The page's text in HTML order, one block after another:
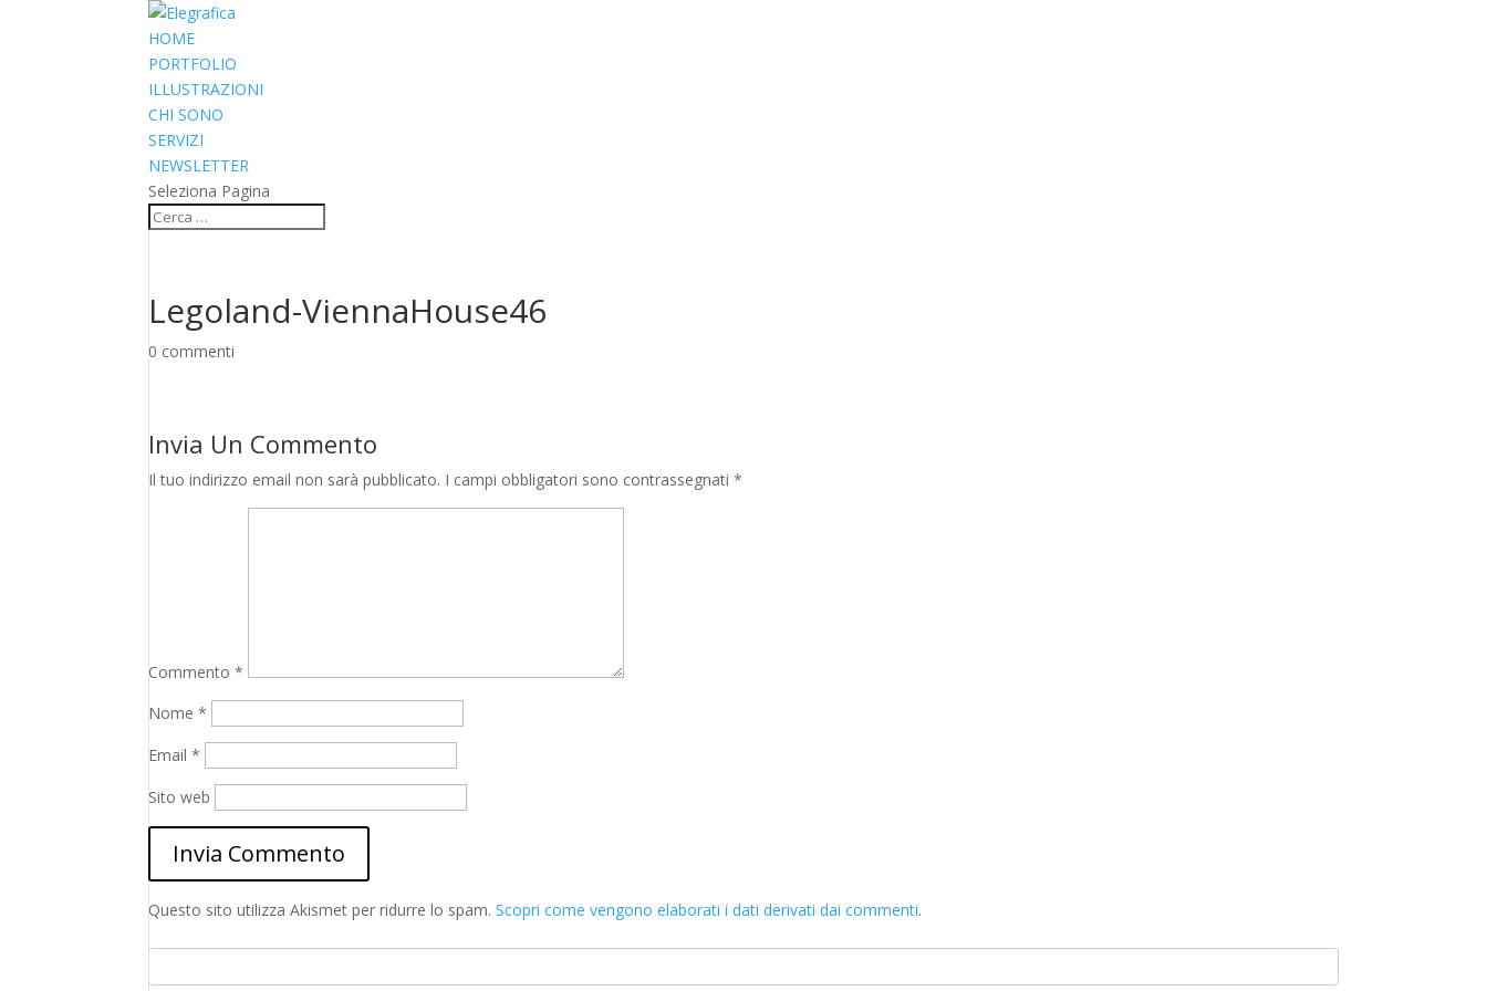
HOME
PORTFOLIO
ILLUSTRAZIONI
CHI SONO
SERVIZI
NEWSLETTER
Seleziona Pagina
Legoland-ViennaHouse46
0 commenti
Invia Un Commento
Il tuo indirizzo email non sarà pubblicato. I campi obbligatori sono contrassegnati*
Commento*
Nome*
Email*
Sito web
Questo sito utilizza Akismet per ridurre lo spam.Scopri come vengono elaborati i dati derivati dai commenti.